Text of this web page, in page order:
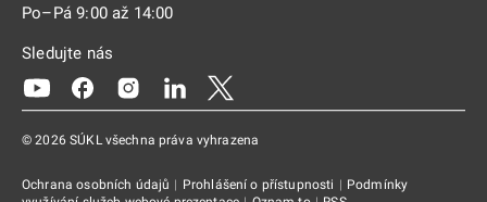
Po–Pá 9:00 až 14:00
Sledujte nás
Odkaz se otevře na nové kartě
Odkaz se otevře na nové kartě
Odkaz se otevře na nové kartě
Odkaz se otevře na nové kartě
© 2026 SÚKL všechna práva vyhrazena
Ochrana osobních údajů | Prohlášení o přístupnosti | Podmínky